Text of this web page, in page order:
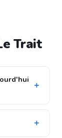
Trait